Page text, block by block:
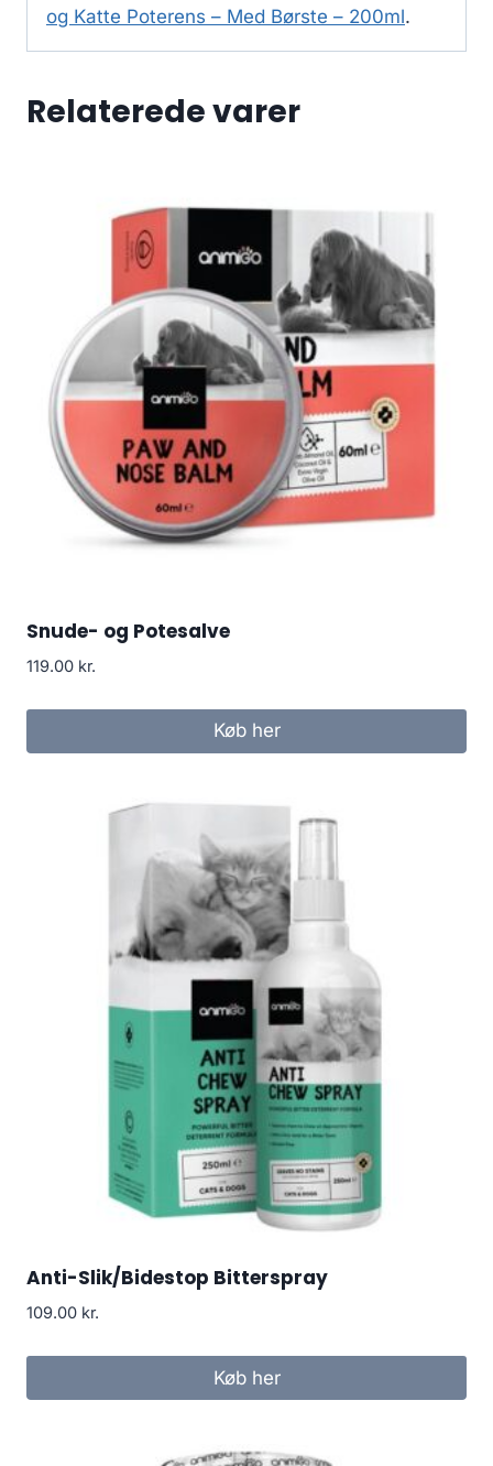
og Katte Poterens – Med Børste – 200ml.
Relaterede varer
Snude- og Potesalve
119.00 kr.
Køb her
Anti-Slik/Bidestop Bitterspray
109.00 kr.
Køb her